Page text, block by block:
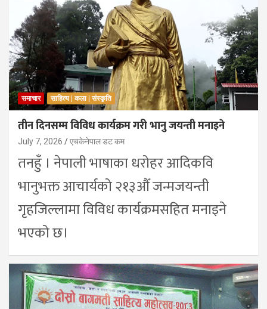
समाचार साहित्य | कला | संस्कृति
तीन दिनसम्म विविध कार्यक्रम गरी भानु जयन्ती मनाइने
July 7, 2026 एचकेनेपाल डट कम
तनहुँ । नेपाली भाषाका धरोहर आदिकवि
भानुभक्त आचार्यको २१३औँ जन्मजयन्ती
गृहजिल्लामा विविध कार्यक्रमसहित मनाइने
भएको छ।